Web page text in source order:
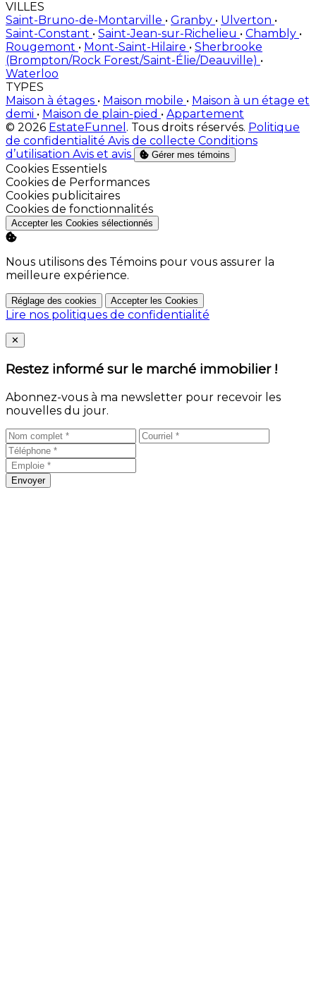
VILLES
Saint-Bruno-de-Montarville • Granby • Ulverton •
Saint-Constant • Saint-Jean-sur-Richelieu • Chambly •
Rougemont • Mont-Saint-Hilaire • Sherbrooke
(Brompton/Rock Forest/Saint-Élie/Deauville) •
Waterloo
TYPES
Maison à étages • Maison mobile • Maison à un étage et
demi • Maison de plain-pied • Appartement
© 2026 EstateFunnel . Tous droits réservés. Politique
de confidentialité Avis de collecte Conditions
d’utilisation Avis et avis Gérer mes témoins
Activer
Cookies Essentiels
Activer
Cookies de Performances
Activer
Cookies publicitaires
Activer
Cookies de fonctionnalités
Accepter les Cookies sélectionnés
Nous utilisons des Témoins pour vous assurer la
meilleure expérience.
Réglage des cookies Accepter les Cookies
Lire nos politiques de confidentialité
Close
✕
Restez informé sur le marché immobilier !
Abonnez-vous à ma newsletter pour recevoir les
nouvelles du jour.
Envoyer